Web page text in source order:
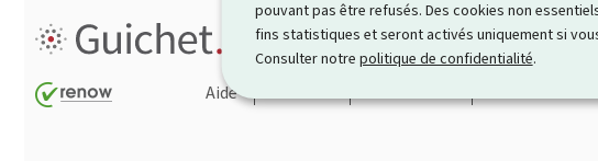
pouvant pas être refusés. Des cookies non
fins statistiques et seront activés uniquement si
Consulter notre politique de confidentialité.
Guichet.lu est le portail informationnel qui
démarches ainsi que services proposés par
Aide